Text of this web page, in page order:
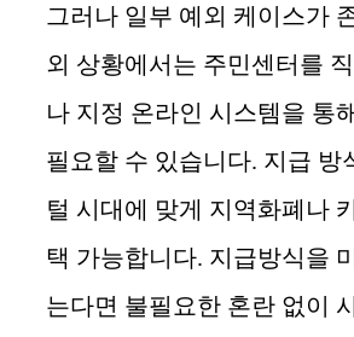
그러나 일부 예외 케이스가
외 상황에서는 주민센터를
나 지정 온라인 시스템을 통
필요할 수 있습니다. 지급 방
털 시대에 맞게 지역화폐나
택 가능합니다. 지급방식을
는다면 불필요한 혼란 없이